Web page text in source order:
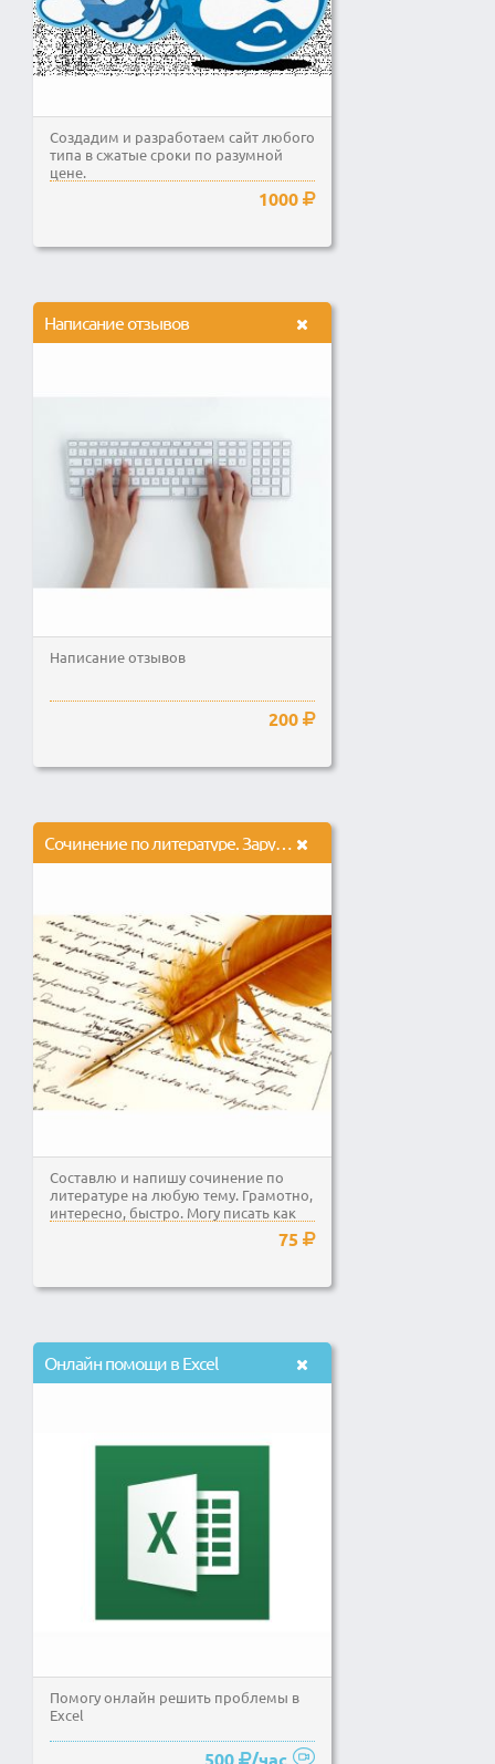
Создадим и разработаем сайт любого
типа в сжатые сроки по разумной
цене.
1000
Написание отзывов
Написание отзывов
200
Сочинение по литературе. Зарубежной или Русской
Составлю и напишу сочинение по
литературе на любую тему. Грамотно,
интересно, быстро. Могу писать как
75
Онлайн помощи в Excel
Помогу онлайн решить проблемы в
Excel
500 /час